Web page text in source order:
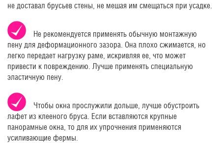
не доставал брусьев стены, не мешая им смещаться при усадке.
Не рекомендуется применять обычную монтажную
пену для деформационного зазора. Она плохо сжимается, но
легко передает нагрузку раме, искривляя ее, что может
привести к повреждению. Лучше применять специальную
эластичную пену.
Чтобы окна прослужили дольше, лучше обустроить
лафет из клееного бруса. Если вставляются крупные
панорамные окна, то для их упрочнения применяются
усиливающие фермы.